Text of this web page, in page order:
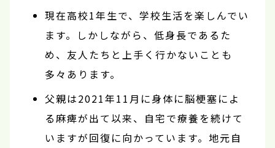
現在高校1年生で、学校生活を楽しんでい
ます。しかしながら、低身長であるた
め、友人たちと上手く行かないことも
多々あります。
父親は2021年11月に身体に脳梗塞によ
る麻痺が出て以来、自宅で療養を続けて
いますが回復に向かっています。地元自